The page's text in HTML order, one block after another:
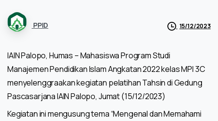
PPID 15/12/2023
IAIN Palopo, Humas – Mahasiswa Program Studi
Manajemen Pendidikan Islam Angkatan 2022 kelas MPI 3C
menyelenggraakan kegiatan pelatihan Tahsin di Gedung
Pascasarjana IAIN Palopo, Jumat (15/12/2023)
Kegiatan ini mengusung tema “Mengenal dan Memahami